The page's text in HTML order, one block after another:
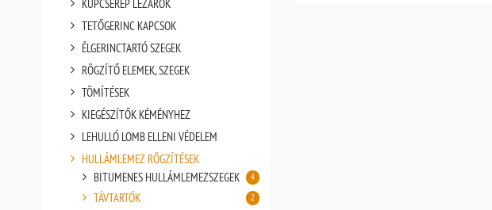
KÚPCSERÉP LEZÁRÓK
TETŐGERINC KAPCSOK
ÉLGERINCTARTÓ SZEGEK
RÖGZÍTŐ ELEMEK, SZEGEK
TÖMÍTÉSEK
KIEGÉSZÍTŐK KÉMÉNYHEZ
LEHULLÓ LOMB ELLENI VÉDELEM
HULLÁMLEMEZ RÖGZÍTÉSEK
BITUMENES HULLÁMLEMEZSZEGEK
4
TÁVTARTÓK 2